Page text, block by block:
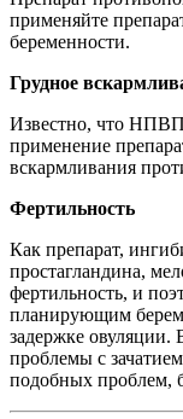
применяйте
беременности.
Грудное
Известно, что
применение
вскармливания
Фертильность
Как препарат,
простагландина,
фертильность, и
планирующим
задержке
проблемы с
подобных проблем,